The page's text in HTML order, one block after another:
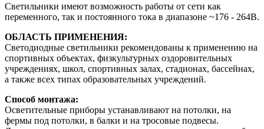
Светильники имеют возможность работы от сети как
переменного, так и постоянного тока в диапазоне ~176 - 264В.
ОБЛАСТЬ ПРИМЕНЕНИЯ:
Светодиодные светильники рекомендованы к применению на
спортивных объектах, физкультурных оздоровительных
учреждениях, школ, спортивных залах, стадионах, бассейнах,
а также всех типах образовательных учреждений.
Способ монтажа:
Осветительные приборы устанавливают на потолки, на
фермы под потолки, в балки и на тросовые подвесы.